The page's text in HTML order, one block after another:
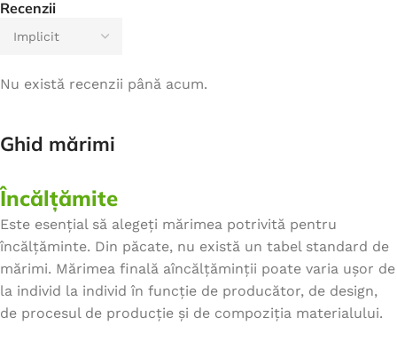
Recenzii
Nu există recenzii până acum.
Ghid mărimi
Încălțămite
Este esențial să alegeți mărimea potrivită pentru
încălțăminte. Din păcate, nu există un tabel standard de
mărimi. Mărimea finală aîncălțăminții poate varia ușor de
la individ la individ în funcție de producător, de design,
de procesul de producție și de compoziția materialului.